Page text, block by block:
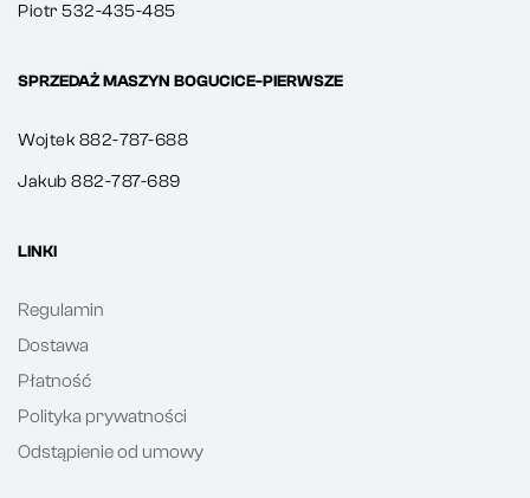
Piotr 532-435-485
SPRZEDAŻ MASZYN BOGUCICE-PIERWSZE
Wojtek 882-787-688
Jakub 882-787-689
LINKI
Regulamin
Dostawa
Płatność
Polityka prywatności
Odstąpienie od umowy